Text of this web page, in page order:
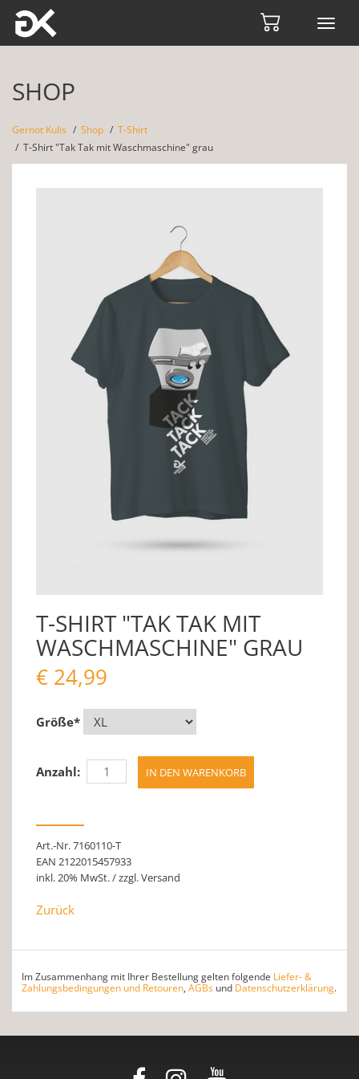
SHOP
Gernot Kulis Shop
T-Shirt
T-Shirt "Tak Tak mit Waschmaschine" grau
T-SHIRT "TAK TAK MIT
WASCHMASCHINE" GRAU
€ 24,99
Größe*
Anzahl:
Art.-Nr. 7160110-T
EAN 2122015457933
inkl. 20% MwSt. / zzgl. Versand
Zurück
Im Zusammenhang mit Ihrer Bestellung gelten folgende Liefer- &
Zahlungsbedingungen und Retouren, AGBs und Datenschutzerklärung.